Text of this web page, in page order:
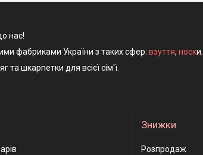
нас!
фабриками України з таких сфер: взуття, носки,
та шкарпетки для всієї сім'ї.
Знижки
Розпродаж